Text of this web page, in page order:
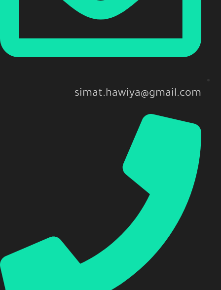
simat.hawiya@gmail.com